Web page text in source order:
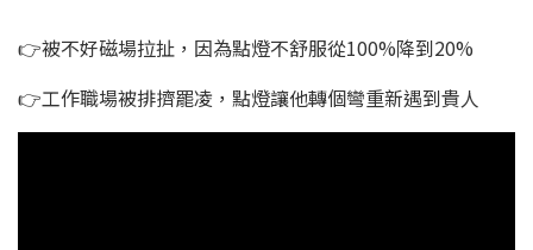
👉被不好磁場拉扯，因為點燈不舒服從100%降到20%
👉工作職場被排擠罷凌，點燈讓他轉個彎重新遇到貴人